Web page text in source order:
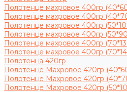
Полотенце махровое 400гр
Полотенце махровое 400гр
Полотенце махровое 400гр
Полотенце махровое 400гр
Полотенце махровое 400гр
Полотенце махровое 400гр
Полотенца 420гр
Полотенце Махровое 420гр
Полотенце Махровое 420гр
Полотенце Махровое 420гр